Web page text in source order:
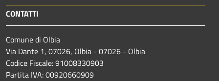
CONTATTI
Comune di Olbia
Via Dante 1, 07026, Olbia - 07026 - Olbia
Codice Fiscale: 91008330903
Partita IVA: 00920660909